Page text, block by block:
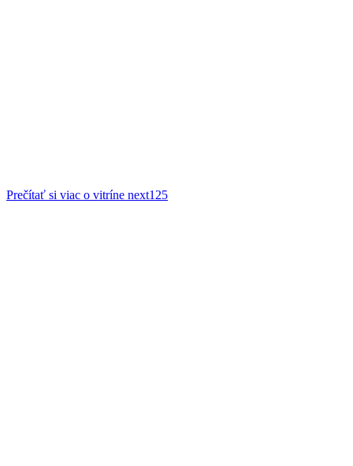
Prečítať si viac o vitríne next125